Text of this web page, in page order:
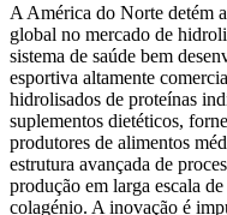
A América do Norte detém
global no mercado de
sistema de saúde bem
esportiva altamente
hidrolisados ​​de proteínas
suplementos dietéticos,
produtores de alimentos
estrutura avançada de
produção em larga escala
colagénio. A inovação é